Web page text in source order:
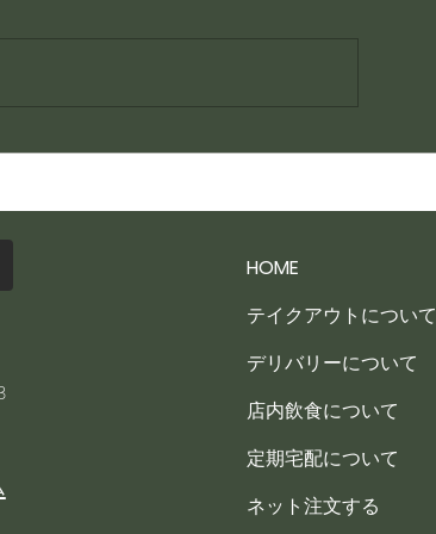
HOME
テイクアウトについて
デリバリーについて
店内飲食について
定期宅配について
ネット注文する